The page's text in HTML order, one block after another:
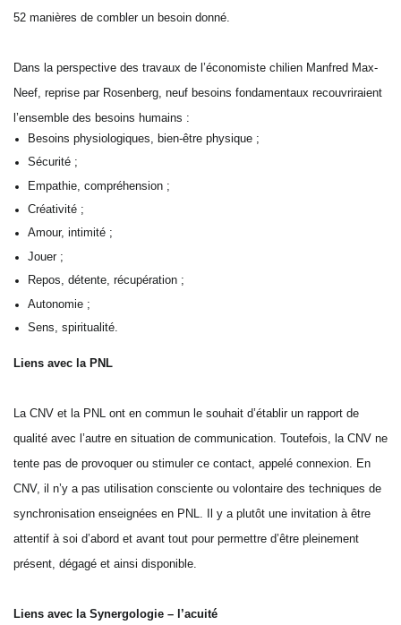
52 manières de combler un besoin donné.
Dans la perspective des travaux de l’économiste chilien Manfred Max-
Neef, reprise par Rosenberg, neuf besoins fondamentaux recouvriraient
l’ensemble des besoins humains :
Besoins physiologiques, bien-être physique ;
Sécurité ;
Empathie, compréhension ;
Créativité ;
Amour, intimité ;
Jouer ;
Repos, détente, récupération ;
Autonomie ;
Sens, spiritualité.
Liens avec la PNL
La CNV et la PNL ont en commun le souhait d’établir un rapport de
qualité avec l’autre en situation de communication. Toutefois, la CNV ne
tente pas de provoquer ou stimuler ce contact, appelé connexion. En
CNV, il n’y a pas utilisation consciente ou volontaire des techniques de
synchronisation enseignées en PNL. Il y a plutôt une invitation à être
attentif à soi d’abord et avant tout pour permettre d’être pleinement
présent, dégagé et ainsi disponible.
Liens avec la Synergologie – l’acuité